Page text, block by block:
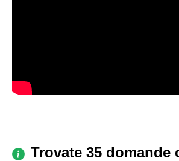
Trovate 35 domande